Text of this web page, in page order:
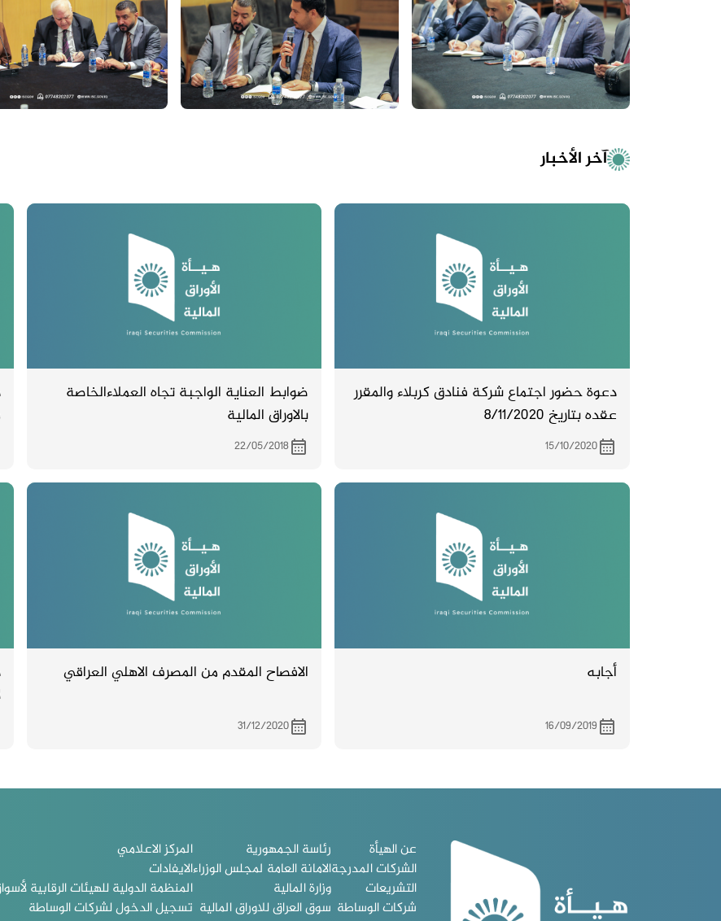
آخر الأخبار
دعوة حضور اجتماع شركة فنادق كربلاء والمقرر
عقده بتاريخ 8/11/2020
15/10/2020
ضوابط العناية الواجبة تجاه العملاءالخاصة
بالاوراق المالية
22/05/2018
أجابه
16/09/2019
الافصاح المقدم من المصرف الاهلي العراقي
31/12/2020
عن الهيأة
الشركات المدرجة
التشريعات
شركات الوساطة
رئاسة الجمهورية
الامانة العامة لمجلس الوزراء
وزارة المالية
سوق العراق للاوراق المالية
المركز الاعلامي
الايفادات
المنظمة الدولية للهيئات الرقابية
تسجيل الدخول لشركات الوساطة